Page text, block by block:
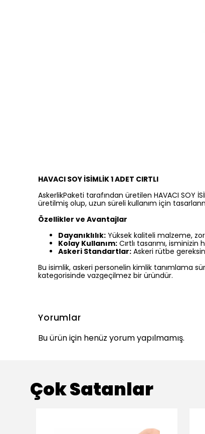
HAVACI SOY İSİMLİK 1 ADET CIRTLI
AskerlikPaketi tarafından üretilen HAVACI SOY
üretilmiş olup, uzun süreli kullanım için
Özellikler ve Avantajlar
Dayanıklılık: Yüksek kaliteli malzeme,
Kolay Kullanım: Cırtlı tasarımı,
Askeri Standartlar: Askeri rütbe
Bu isimlik, askeri personelin kimlik tanımlama
kategorisinde vazgeçilmez bir üründür.
Yorumlar
Bu ürün için henüz yorum yapılmamış.
Çok Satanlar